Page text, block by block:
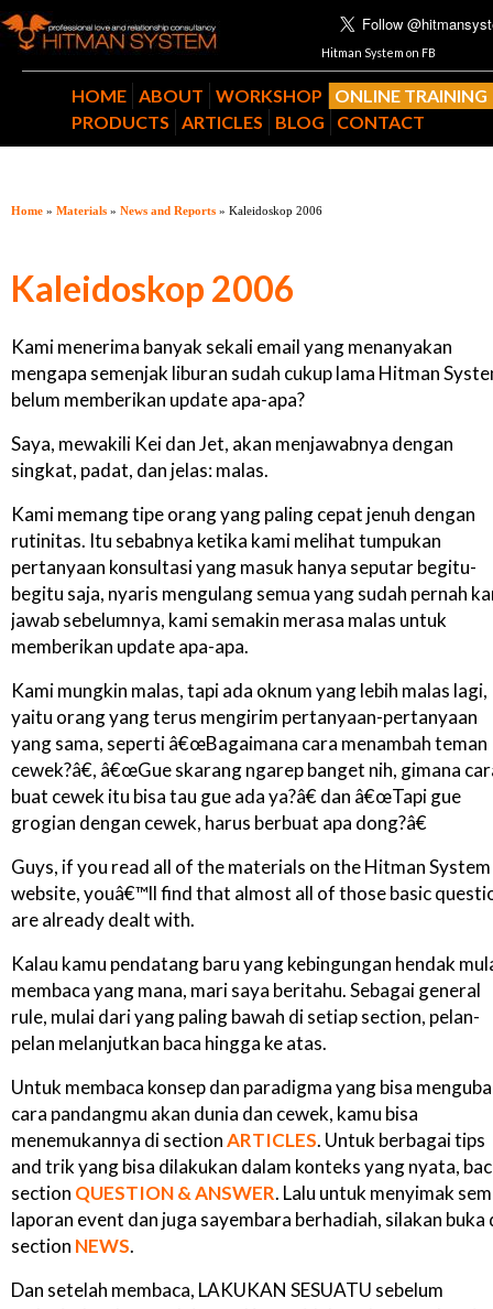
Hitman System on FB
HOME ABOUT WORKSHOP
ONLINE TRAINING
PRODUCTS
ARTICLES BLOG CONTACT
Home » Materials » News and Reports » Kaleidoskop 2006
Kaleidoskop 2006
Kami menerima banyak sekali email yang menanyakan
mengapa semenjak liburan sudah cukup lama Hitman
belum memberikan update apa-apa?
Saya, mewakili Kei dan Jet, akan menjawabnya dengan
singkat, padat, dan jelas: malas.
Kami memang tipe orang yang paling cepat jenuh dengan
rutinitas. Itu sebabnya ketika kami melihat tumpukan
pertanyaan konsultasi yang masuk hanya seputar begitu-
begitu saja, nyaris mengulang semua yang sudah pernah
jawab sebelumnya, kami semakin merasa malas untuk
memberikan update apa-apa.
Kami mungkin malas, tapi ada oknum yang lebih malas lagi,
yaitu orang yang terus mengirim pertanyaan-pertanyaan
yang sama, seperti â€œBagaimana cara menambah teman
cewek?â€, â€œGue skarang ngarep banget nih, gimana
buat cewek itu bisa tau gue ada ya?â€ dan â€œTapi gue
grogian dengan cewek, harus berbuat apa dong?â€
Guys, if you read all of the materials on the Hitman System
website, youâ€™ll find that almost all of those basic
are already dealt with.
Kalau kamu pendatang baru yang kebingungan hendak
membaca yang mana, mari saya beritahu. Sebagai general
rule, mulai dari yang paling bawah di setiap section, pelan-
pelan melanjutkan baca hingga ke atas.
Untuk membaca konsep dan paradigma yang bisa
cara pandangmu akan dunia dan cewek, kamu bisa
menemukannya di sectionARTICLES. Untuk berbagai tips
and trik yang bisa dilakukan dalam konteks yang nyata,
section QUESTION & ANSWER. Lalu untuk menyimak
laporan event dan juga sayembara berhadiah, silakan buka
section NEWS.
Dan setelah membaca, LAKUKAN SESUATU sebelum